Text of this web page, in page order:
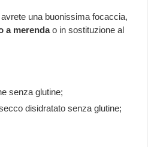
una buonissima focaccia,
a merendao in sostituzione al
senza glutine;
disidratato senza glutine;